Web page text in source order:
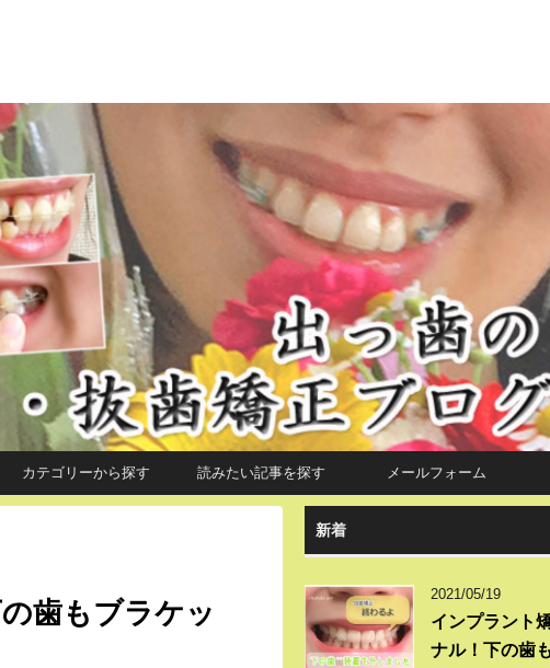
カテゴリーから探す 読みたい記事を探す メールフォーム
歯もブラケッ
新着
2021/05/19
インプラント
ナル！下の歯